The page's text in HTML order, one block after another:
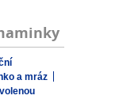
a mráz